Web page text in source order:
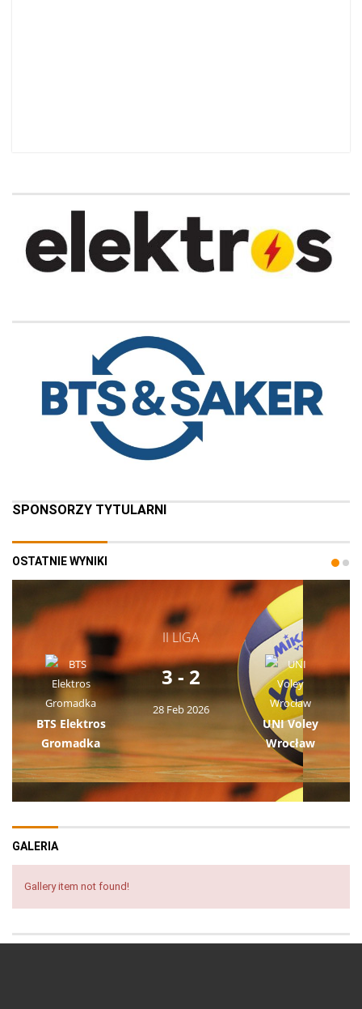
SPONSORZY TYTULARNI
OSTATNIE WYNIKI
II LIGA
BTS Elektros
Gromadka
3 - 2
28 Feb 2026
UNI Voley
Wrocław
GALERIA
Gallery item not found!